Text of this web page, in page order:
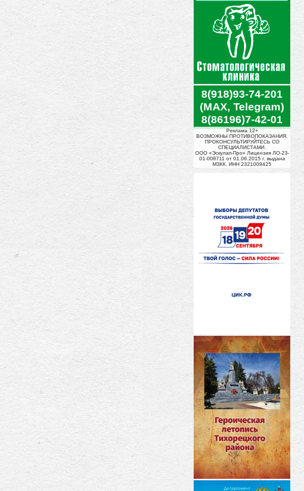
8(918)93-74-201
(MAX, Telegram)
8(86196)7-42-01
Реклама 12+
ВОЗМОЖНЫ ПРОТИВОПОКАЗАНИЯ.
ПРОКОНСУЛЬТИРУЙТЕСЬ СО
СПЕЦИАЛИСТАМИ.
ООО «Эскулап-Про» Лицензия ЛО-23-
01-008711 от 01.06.2015 г. выдана
МЗКК. ИНН 2321009425